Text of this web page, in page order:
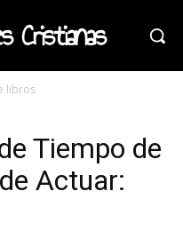
Cristianas
libros
Tiempo de
Actuar: